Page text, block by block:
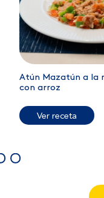
Atún Mazatún a la
con arroz
Ver receta